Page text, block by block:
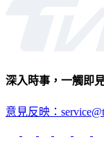
深入時事，一觸即
意見反映：